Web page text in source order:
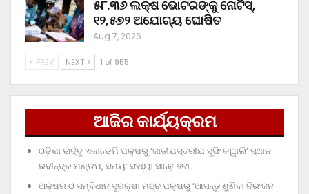
୫୮.୩୬ ଲକ୍ଷ ଭୋଟରଙ୍କୁ ନୋଟିସ୍‌,
୧୨,୫୭୨ ଅଯୋଗ୍ୟ ଘୋଷିତ
Aug 7, 2026
PREV NEXT 1 of 955
ଆଜିର କାର୍ଯ୍ୟକ୍ରମ
ଓଡ଼ିଶା ଊର୍ଦ୍ଦୁ ଏକାଡେମି ପକ୍ଷରୁ ‘ଜାତୀୟସ୍ତରୀୟ ସୁଫି କୱାଲି’ ସ୍ଥାନ:
ରବୀନ୍ଦ୍ର ମଣ୍ଡପ, ସମୟ: ସଂଧ୍ୟା ସାଢ଼େ ୬ଟା
ଅକ୍ଷର ଓ ସମ୍ବିଧାନ ସୁରକ୍ଷା ମଞ୍ଚ ପକ୍ଷରୁ ‘ଆସନ୍ତୁ ଶୁଣିବା ନିରଂଜନ